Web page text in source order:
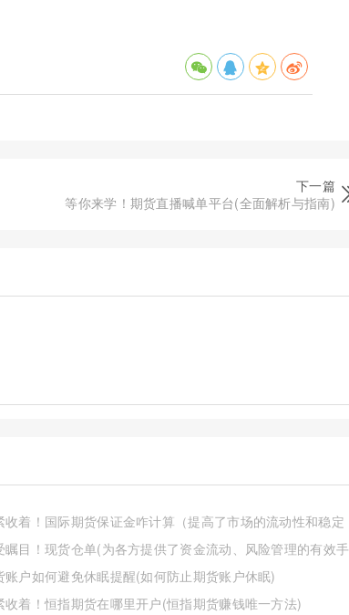
下一篇
等你来学！期货直播喊单平台(全面解析与指南)
收着！国际期货保证金咋计算（提高了市场的流动性和稳定
瞩目！现货仓单(为各方提供了资金流动、风险管理的有效手
账户如何避免休眠提醒(如何防止期货账户休眠)
收着！恒指期货在哪里开户(恒指期货赚钱唯一方法)